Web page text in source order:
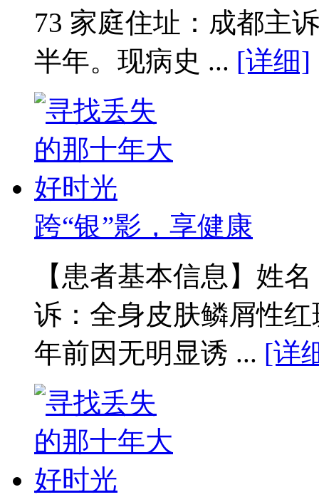
73 家庭住址：成都主
半年。现病史 ... [详细]
跨“银”影，享健康
【患者基本信息】姓
诉：全身皮肤鳞屑性
年前因无明显诱 ... [详